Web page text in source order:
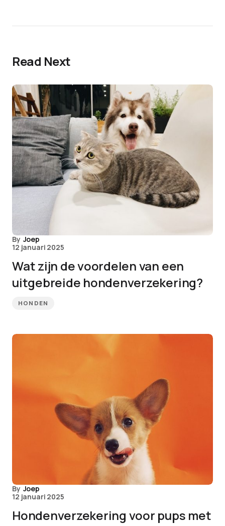
Read Next
By Joep
12 januari 2025
Wat zijn de voordelen van een
uitgebreide hondenverzekering?
HONDEN
By Joep
12 januari 2025
Hondenverzekering voor pups met